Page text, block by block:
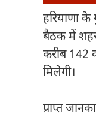
हरियाणा के
बैठक में शहर
करीब 142
मिलेगी।
प्राप्त